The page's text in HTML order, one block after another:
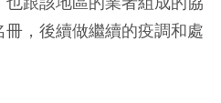
，後續做繼續的疫調和處